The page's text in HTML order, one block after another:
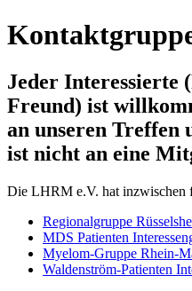
Jeder Interessierte
Freund) ist
an unseren Treffen
ist nicht an eine
Die LHRM e.V. hat inzwischen
Regionalgruppe
MDS Patienten
Myelom-Gruppe Rhein-
Waldenström-Patienten